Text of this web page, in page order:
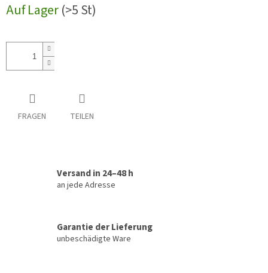
Auf Lager(>5 St)
FRAGEN TEILEN
Versand in 24–48 h
an jede Adresse
Garantie der Lieferung
unbeschädigte Ware